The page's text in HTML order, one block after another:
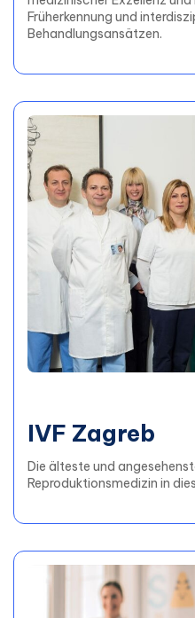
Früherkennung und
Behandlungsansätzen.
IVF Zagreb
Die älteste und
Reproduktionsmedizin in